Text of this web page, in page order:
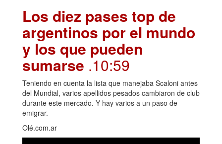
Los diez pases top de
argentinos por el mundo
y los que pueden
sumarse .10:59
Teniendo en cuenta la lista que manejaba Scaloni antes
del Mundial, varios apellidos pesados cambiaron de club
durante este mercado. Y hay varios a un paso de
emigrar.
Olé.com.ar